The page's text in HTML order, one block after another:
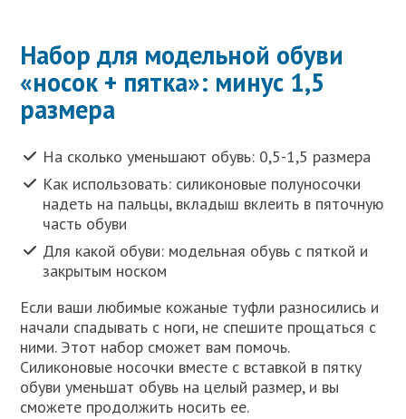
Набор для модельной обуви
«носок + пятка»: минус 1,5
размера
На сколько уменьшают обувь: 0,5-1,5 размера
Как использовать: силиконовые полуносочки
надеть на пальцы, вкладыш вклеить в пяточную
часть обуви
Для какой обуви: модельная обувь с пяткой и
закрытым носком
Если ваши любимые кожаные туфли разносились и
начали спадывать с ноги, не спешите прощаться с
ними. Этот набор сможет вам помочь.
Силиконовые носочки вместе с вставкой в пятку
обуви уменьшат обувь на целый размер, и вы
сможете продолжить носить ее.